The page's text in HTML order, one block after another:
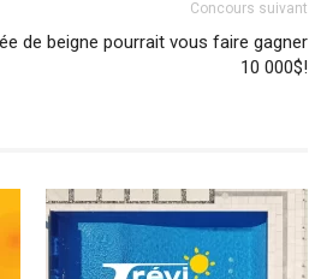
Concours suivant
de beigne pourrait vous faire gagner
10 000$!